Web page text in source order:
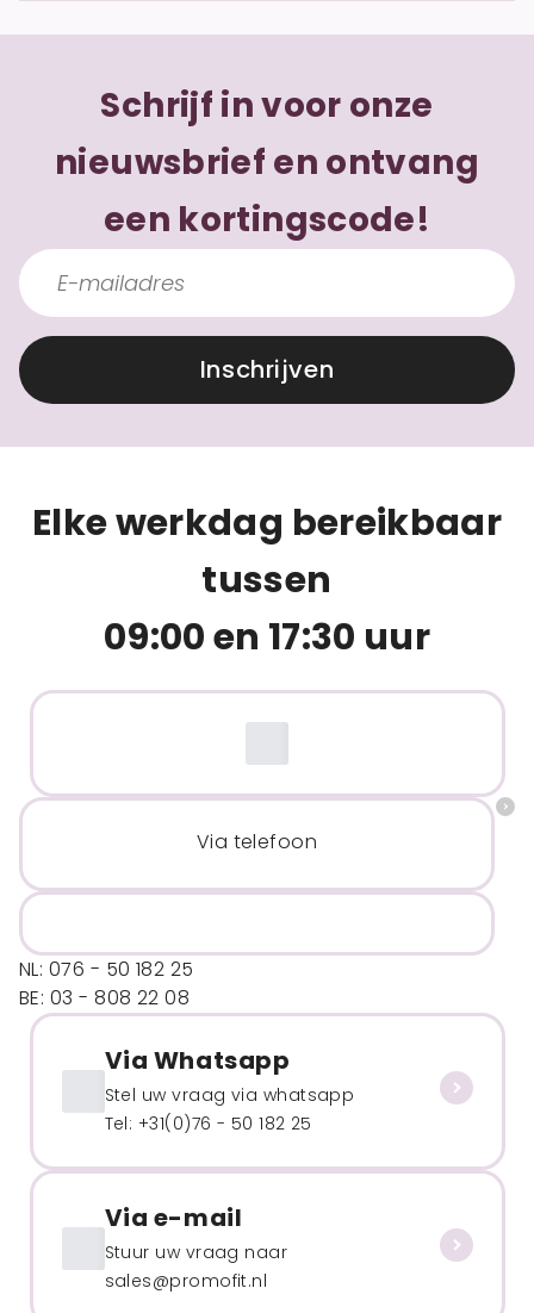
Schrijf in voor onze
nieuwsbrief en ontvang
een kortingscode!
Inschrijven
Elke werkdag bereikbaar
tussen
09:00 en 17:30 uur
Via telefoon
NL: 076 - 50 182 25
BE: 03 - 808 22 08
Via Whatsapp
Stel uw vraag via whatsapp
Tel: +31(0)76 - 50 182 25
Via e-mail
Stuur uw vraag naar
sales@promofit.nl